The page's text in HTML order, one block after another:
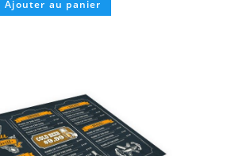
Ajouter au panier